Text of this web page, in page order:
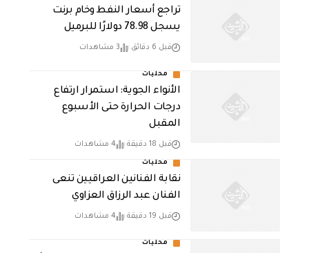
تراجع أسعار النفط وخام برنت
يسجل 78.98 دولارًا للبرميل
قبل 6 دقائق 3 مشاهدات
محليات
الأنواء الجوية: استمرار ارتفاع
درجات الحرارة حتى الأسبوع
المقبل
قبل 18 دقيقة 4 مشاهدات
محليات
نقابة الفنانين العراقيين تنعى
الفنان عبد الرزاق العزاوي
قبل 19 دقيقة 4 مشاهدات
محليات